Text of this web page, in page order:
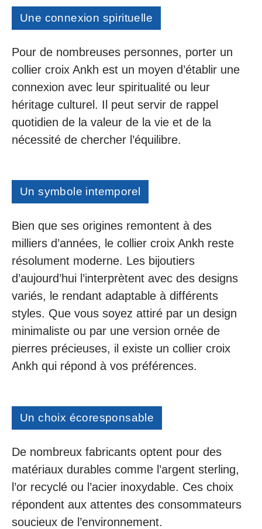
Une connexion spirituelle
Pour de nombreuses personnes, porter un
collier croix Ankh est un moyen d’établir une
connexion avec leur spiritualité ou leur
héritage culturel. Il peut servir de rappel
quotidien de la valeur de la vie et de la
nécessité de chercher l’équilibre.
Un symbole intemporel
Bien que ses origines remontent à des
milliers d’années, le collier croix Ankh reste
résolument moderne. Les bijoutiers
d’aujourd’hui l’interprètent avec des designs
variés, le rendant adaptable à différents
styles. Que vous soyez attiré par un design
minimaliste ou par une version ornée de
pierres précieuses, il existe un collier croix
Ankh qui répond à vos préférences.
Un choix écoresponsable
De nombreux fabricants optent pour des
matériaux durables comme l’argent sterling,
l’or recyclé ou l’acier inoxydable. Ces choix
répondent aux attentes des consommateurs
soucieux de l’environnement.